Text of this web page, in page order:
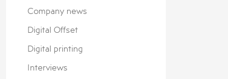
Company news
Digital Offset
Digital printing
Interviews